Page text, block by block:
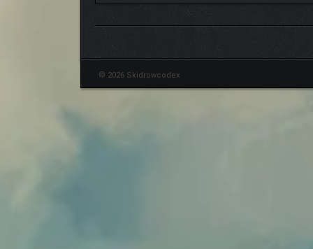
© 2026 Skidrowcodex